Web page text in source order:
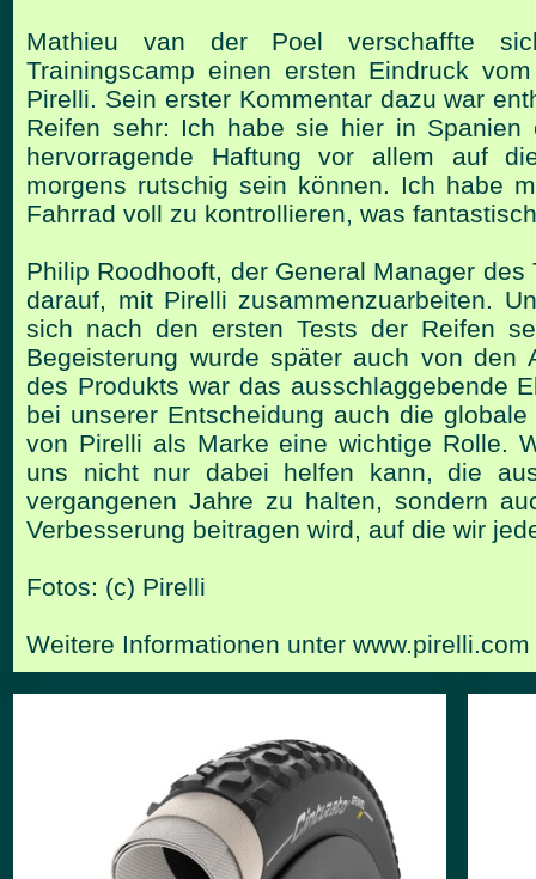
Mathieu van der Poel verschaffte
Trainingscamp einen ersten Eindruck
Pirelli. Sein erster Kommentar dazu war
Reifen sehr: Ich habe sie hier in
hervorragende Haftung vor allem auf
morgens rutschig sein können. Ich habe
Fahrrad voll zu kontrollieren,was
Philip Roodhooft, der General Manager des
darauf, mit Pirellizusammenzuarbeiten.
sich nach den ersten Tests der Reifen
Begeisterung wurde später auch von den
des Produkts war das ausschlaggebende
bei unserer Entscheidung auch die
von Pirelli als Marke eine wichtige Rolle.
uns nicht nur dabei helfen kann, die
vergangenen Jahre zu halten, sondern
Verbesserung beitragen wird, auf die wir
Fotos: (c) Pirelli
Weitere Informationen unterwww.pirelli.com